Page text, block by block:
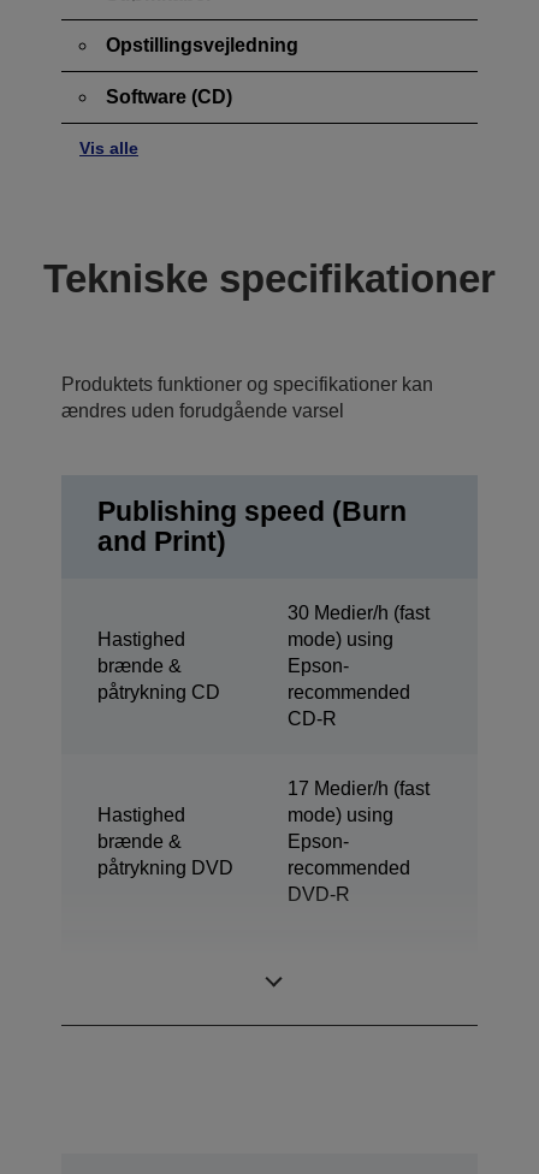
Opstillingsvejledning
Software (CD)
Vis alle
Tekniske specifikationer
Produktets funktioner og specifikationer kan
ændres uden forudgående varsel
Publishing speed (Burn
and Print)
Hastighed
brænde &
påtrykning CD
30 Medier/h (fast
mode) using
Epson-
recommended
CD-R
Hastighed
brænde &
påtrykning DVD
17 Medier/h (fast
mode) using
Epson-
recommended
DVD-R